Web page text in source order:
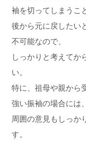
袖を切ってしまうこ
後から元に戻したい
不可能なので、
しっかりと考えてか
い。
特に、祖母や親から
強い振袖の場合には、
周囲の意見もしっか
す。